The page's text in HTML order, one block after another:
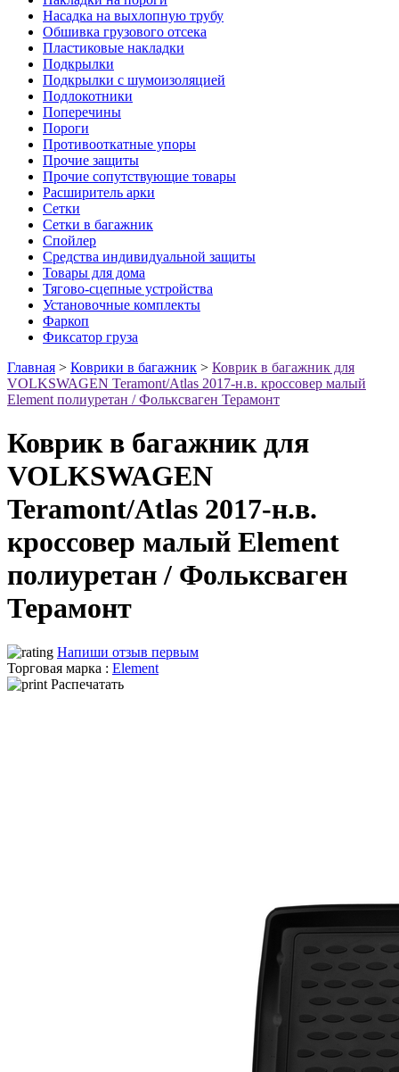
Насадка на выхлопную трубу
Обшивка грузового отсека
Пластиковые накладки
Подкрылки
Подкрылки с шумоизоляцией
Подлокотники
Поперечины
Пороги
Противооткатные упоры
Прочие защиты
Прочие сопутствующие товары
Расширитель арки
Сетки
Сетки в багажник
Спойлер
Средства индивидуальной защиты
Товары для дома
Тягово-сцепные устройства
Установочные комплекты
Фаркоп
Фиксатор груза
Главная > Коврики в багажник > Коврик в багажник для
VOLKSWAGEN Teramont/Atlas 2017-н.в. кроссовер малый
Element полиуретан / Фольксваген Терамонт
Коврик в багажник для
VOLKSWAGEN
Teramont/Atlas 2017-н.в.
кроссовер малый Element
полиуретан / Фольксваген
Терамонт
Напиши отзыв первым
Торговая марка : Element
Распечатать